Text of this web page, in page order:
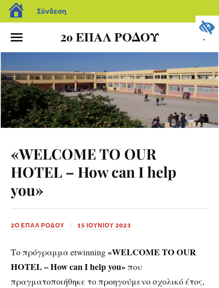
Σύνδεση
2ο ΕΠΑΛ ΡΟΔΟΥ
«WELCOME TO OUR
HOTEL – How can I help
you»
2Ο ΕΠΑΛ ΡΟΔΟΥ 15 ΙΟΥΝΊΟΥ 2023
Το πρόγραμμα etwinning«WELCOMETOOUR
HOTEL –HowcanIhelpyou»που
πραγματοποιήθηκε το προηγούμενο σχολικό έτος,